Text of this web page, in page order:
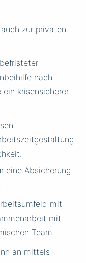
zur privaten
nach
krisensicherer
eine Absicherung
mit
mit
Team.
an mittels